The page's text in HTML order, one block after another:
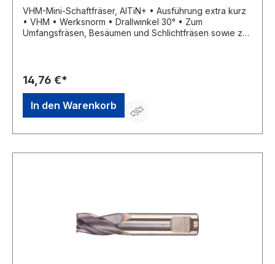
VHM-Mini-Schaftfräser, AlTiN+ • Ausführung extra kurz
• VHM • Werksnorm • Drallwinkel 30° • Zum
Umfangsfräsen, Besäumen und Schlichtfräsen sowie zur
14,76 €*
In den Warenkorb